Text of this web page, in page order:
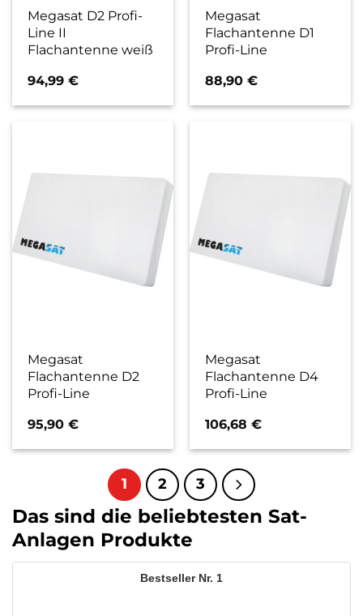
Megasat D2 Profi-
Line II
Flachantenne weiß
94,99€
Megasat
Flachantenne D1
Profi-Line
88,90€
Megasat
Flachantenne D2
Profi-Line
95,90€
Megasat
Flachantenne D4
Profi-Line
106,68€
1 2 3
Das sind die beliebtesten Sat-
Anlagen Produkte
1